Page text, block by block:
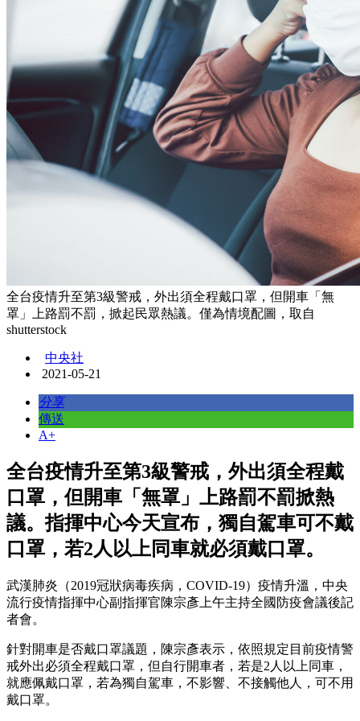
全台疫情升至第3級警戒，外出須全程戴口罩，但開車「無
罩」上路罰不罰，掀起民眾熱議。僅為情境配圖，取自
shutterstock
中央社
2021-05-21
分享
傳送
A+
全台疫情升至第3級警戒，外出須全程戴
口罩，但開車「無罩」上路罰不罰掀熱
議。指揮中心今天宣布，獨自駕車可不戴
口罩，若2人以上同車就必須戴口罩。
武漢肺炎（2019冠狀病毒疾病，COVID-19）疫情升溫，中央
流行疫情指揮中心副指揮官陳宗彥上午主持全國防疫會議後記
者會。
針對開車是否戴口罩議題，陳宗彥表示，依照規定目前疫情警
戒外出必須全程戴口罩，但自行開車者，若是2人以上同車，
就應佩戴口罩，若為獨自駕車，不影響、不接觸他人，可不用
戴口罩。